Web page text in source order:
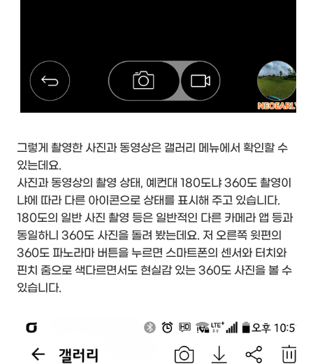
그렇게 촬영한 사진과 동영상은 갤러리 메뉴에서 확인할 수
있는데요.
사진과 동영상의 촬영 상태, 예컨대 180도냐 360도 촬영이
냐에 따라 다른 아이콘으로 상태를 표시해 주고 있습니다.
180도의 일반 사진 촬영 등은 일반적인 다른 카메라 앱 등과
동일하니 360도 사진을 돌려 봤는데요. 저 오른쪽 윗편의
360도 파노라마 버튼을 누르면 스마트폰의 센서와 터치와
핀치 줌으로 색다르면서도 현실감 있는 360도 사진을 볼 수
있습니다.